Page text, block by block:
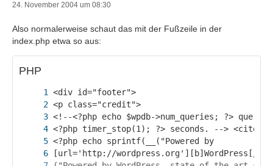
24. November 2004 um 08:30
Also normalerweise schaut das mit der Fußzeile in der
index.php etwa so aus:
PHP